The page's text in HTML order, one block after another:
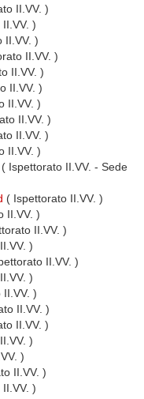
II.VV. )
)
II.VV. )
II.VV. )
II.VV. )
II.VV. )
II.VV. )
II.VV. )
II.VV. )
II.VV. )
( Ispettorato II.VV. - Sede
( Ispettorato II.VV. )
II.VV. )
II.VV. )
)
II.VV. )
)
II.VV. )
II.VV. )
II.VV. )
)
)
II.VV. )
)